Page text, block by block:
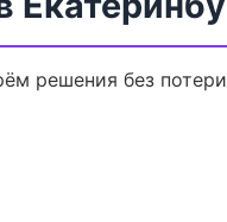
решения без